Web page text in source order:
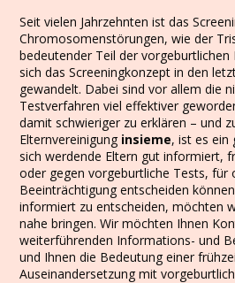
Seit vielen Jahrzehnten ist das
Chromosomenstörungen, wie der
bedeutender Teil der vorgeburtlichen
sich das Screeningkonzept in den
gewandelt. Dabei sind vor allem die
Testverfahren viel effektiver
damit schwieriger zu erklären – und
Elternvereinigung insieme, ist es ein
sich werdende Eltern gut informiert,
oder gegen vorgeburtliche Tests, für
Beeinträchtigung entscheiden
informiert zu entscheiden, möchten
nahe bringen. Wir möchten Ihnen
weiterführenden Informations- und
und Ihnen die Bedeutung einer
Auseinandersetzung mit